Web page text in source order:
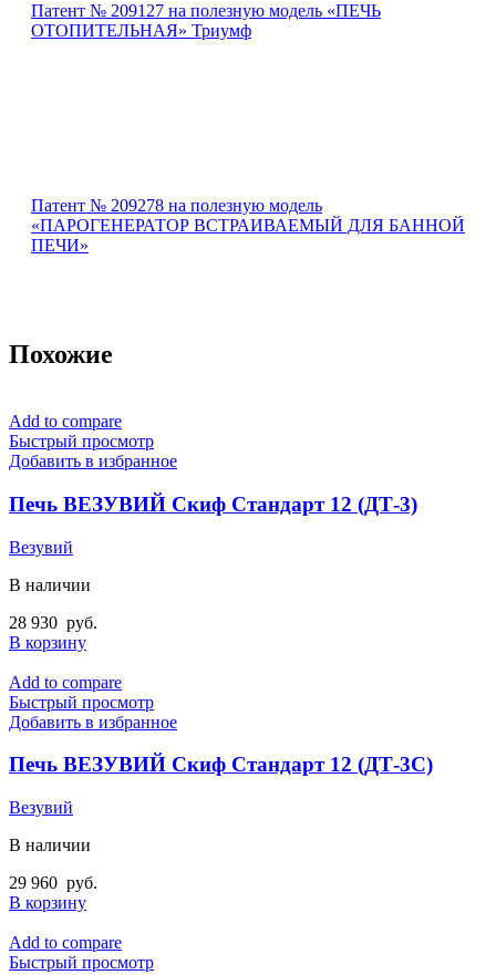
Патент № 209127 на полезную модель «ПЕЧЬ
ОТОПИТЕЛЬНАЯ» Триумф
Патент № 209278 на полезную модель
«ПАРОГЕНЕРАТОР ВСТРАИВАЕМЫЙ ДЛЯ БАННОЙ
ПЕЧИ»
Похожие
Add to compare
Быстрый просмотр
Добавить в избранное
Печь ВЕЗУВИЙ Скиф Стандарт 12 (ДТ-3)
Везувий
В наличии
28 930 руб.
В корзину
Add to compare
Быстрый просмотр
Добавить в избранное
Печь ВЕЗУВИЙ Скиф Стандарт 12 (ДТ-3С)
Везувий
В наличии
29 960 руб.
В корзину
Add to compare
Быстрый просмотр